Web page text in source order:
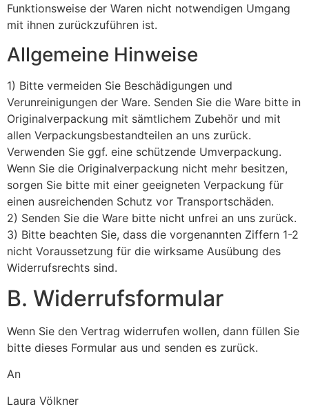
Funktionsweise der Waren nicht notwendigen Umgang
mit ihnen zurückzuführen ist.
Allgemeine Hinweise
1) Bitte vermeiden Sie Beschädigungen und
Verunreinigungen der Ware. Senden Sie die Ware bitte in
Originalverpackung mit sämtlichem Zubehör und mit
allen Verpackungsbestandteilen an uns zurück.
Verwenden Sie ggf. eine schützende Umverpackung.
Wenn Sie die Originalverpackung nicht mehr besitzen,
sorgen Sie bitte mit einer geeigneten Verpackung für
einen ausreichenden Schutz vor Transportschäden.
2) Senden Sie die Ware bitte nicht unfrei an uns zurück.
3) Bitte beachten Sie, dass die vorgenannten Ziffern 1-2
nicht Voraussetzung für die wirksame Ausübung des
Widerrufsrechts sind.
B. Widerrufsformular
Wenn Sie den Vertrag widerrufen wollen, dann füllen Sie
bitte dieses Formular aus und senden es zurück.
An
Laura Völkner